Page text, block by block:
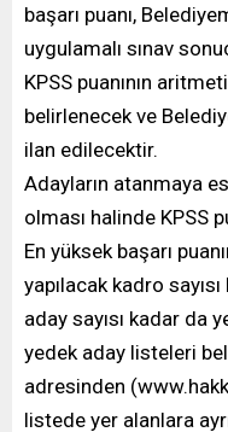
başarı puanı,
uygulamalı sınav
KPSS puanının
belirlenecek ve
ilan edilecektir.
Adayların atanmaya
olması halinde KPSS
En yüksek başarı
yapılacak kadro
aday sayısı kadar da
yedek aday listeleri
adresinden
listede yer alanlara